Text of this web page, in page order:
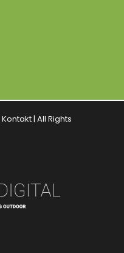
Kontakt| All Rights